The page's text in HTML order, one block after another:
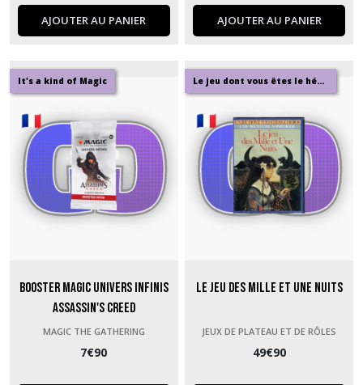
AJOUTER AU PANIER AJOUTER AU PANIER
It's a kind of Magic
Booster Magic Univers Infinis
Assassin's Creed
MAGIC THE GATHERING
7€90
Le jeu dont vous êtes le héros
Le jeu des Mille et Une Nuits
JEUX DE PLATEAU ET DE RÔLES
49€90